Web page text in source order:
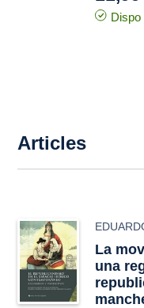
Dispo
Articles
La
una